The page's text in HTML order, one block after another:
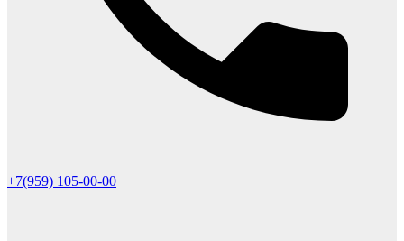
+7(959) 105-00-00